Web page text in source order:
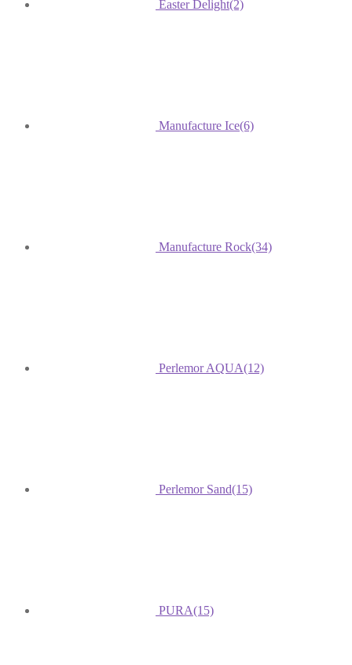
Easter Delight(2)
Manufacture Ice(6)
Manufacture Rock(34)
Perlemor AQUA(12)
Perlemor Sand(15)
PURA(15)